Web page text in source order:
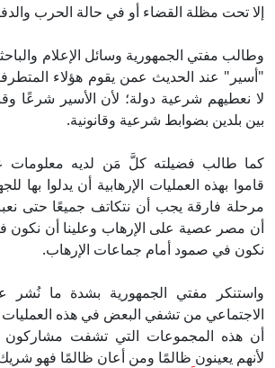
تحت مظلة القضاء أو في حالة الحرب
مفتي الجمهورية وسائل الإعلام والباحثين
عند الحديث عمن يقوم هؤلاء
نعطيهم شرعية دولة؛ لأن الأسير شرعًا
بلدين بضوابط شرعية وقانونية.
طالب فضيلته كلَّ مَن لديه معلومات عن
بهذه العمليات الإرهابية أن يدلوا بها للجهات
فارقة يجب أن نتكاتف جميعًا حتى نعبر
مصر عصية على الإرهاب وعلينا أن نكون
في صمود أمام جماعات الإرهاب.
مفتي الجمهورية بشدة ما نُشر على
من تشفي البعض في هذه العمليات
هذه المجموعات التي تشفت مشاركون في
يعينون ظالمًا ومن أعان ظالمًا فهو شريك